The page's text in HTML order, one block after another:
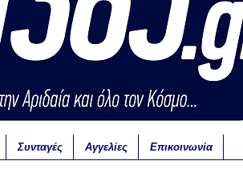
Συνταγές Αγγελίες Επικοινωνία